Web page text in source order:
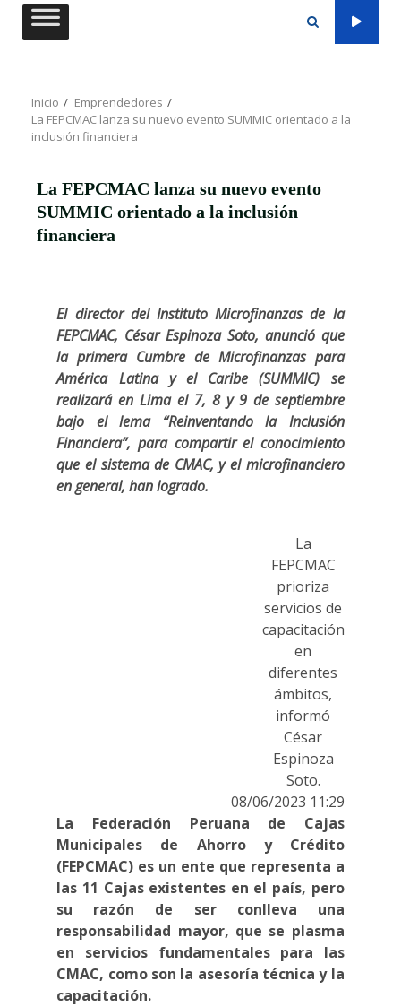
Saltar
Inicio
Emprendedores
La FEPCMAC lanza su nuevo evento SUMMIC orientado a la
inclusión financiera
La FEPCMAC lanza su nuevo evento
SUMMIC orientado a la inclusión
financiera
El director del Instituto Microfinanzas de la
FEPCMAC, César Espinoza Soto, anunció que
la primera Cumbre de Microfinanzas para
América Latina y el Caribe (SUMMIC) se
realizará en Lima el 7, 8 y 9 de septiembre
bajo el lema “Reinventando la Inclusión
Financiera”, para compartir el conocimiento
que el sistema de CMAC, y el microfinanciero
en general, han logrado.
La
FEPCMAC
prioriza
servicios de
capacitación
en
diferentes
ámbitos,
informó
César
Espinoza
Soto.
08/06/2023 11:29
La Federación Peruana de Cajas
Municipales de Ahorro y Crédito
(FEPCMAC) es un ente que representa a
las 11 Cajas existentes en el país, pero
su razón de ser conlleva una
responsabilidad mayor, que se plasma
en servicios fundamentales para las
CMAC, como son la asesoría técnica y la
capacitación.